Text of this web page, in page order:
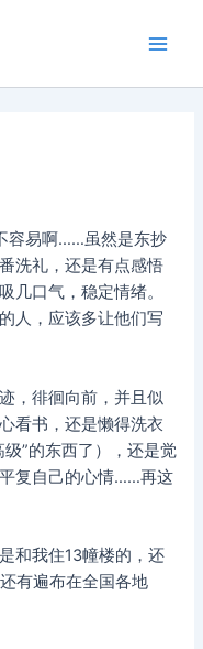
易啊……虽然是东抄
洗礼，还是有点感悟
几口气，稳定情绪。
人，应该多让他们写
，徘徊向前，并且似
看书，还是懒得洗衣
”的东西了），还是觉
复自己的心情……再这
我住13幢楼的，还
有遍布在全国各地